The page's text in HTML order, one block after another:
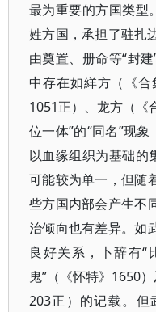
最为重要的方国类型
姓方国，承担了驻扎
由奠置、册命等“封
中存在如絴方（《合
1051正）、龙方（《
位一体”的“同名”现
以血缘组织为基础的
可能较为单一，但随
些方国内部会产生不
治倾向也有差异。如
良好关系，卜辞有“
鬼”（《怀特》1650
203正）的记载。但